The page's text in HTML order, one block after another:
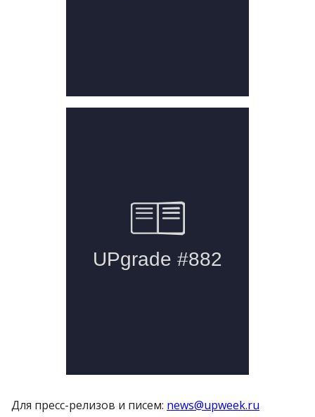
Для пресс-релизов и писем: news@upweek.ru